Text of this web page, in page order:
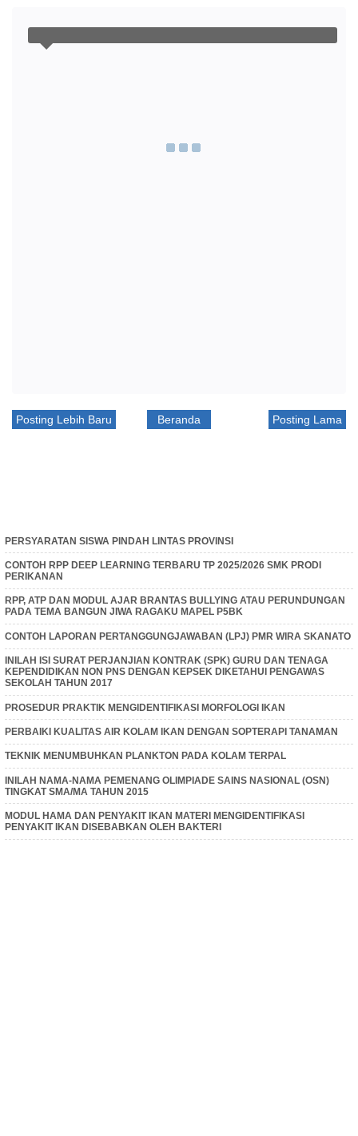
Posting Lebih Baru Posting Lama
Beranda
PERSYARATAN SISWA PINDAH LINTAS PROVINSI
CONTOH RPP DEEP LEARNING TERBARU TP 2025/2026 SMK PRODI
PERIKANAN
RPP, ATP DAN MODUL AJAR BRANTAS BULLYING ATAU PERUNDUNGAN
PADA TEMA BANGUN JIWA RAGAKU MAPEL P5BK
CONTOH LAPORAN PERTANGGUNGJAWABAN (LPJ) PMR WIRA SKANATO
INILAH ISI SURAT PERJANJIAN KONTRAK (SPK) GURU DAN TENAGA
KEPENDIDIKAN NON PNS DENGAN KEPSEK DIKETAHUI PENGAWAS
SEKOLAH TAHUN 2017
PROSEDUR PRAKTIK MENGIDENTIFIKASI MORFOLOGI IKAN
PERBAIKI KUALITAS AIR KOLAM IKAN DENGAN SOPTERAPI TANAMAN
TEKNIK MENUMBUHKAN PLANKTON PADA KOLAM TERPAL
INILAH NAMA-NAMA PEMENANG OLIMPIADE SAINS NASIONAL (OSN)
TINGKAT SMA/MA TAHUN 2015
MODUL HAMA DAN PENYAKIT IKAN MATERI MENGIDENTIFIKASI
PENYAKIT IKAN DISEBABKAN OLEH BAKTERI